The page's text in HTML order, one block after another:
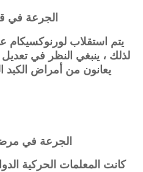
الجرعة في
يتم استقلاب
لذلك ، ينبغي النظر في
يعانون من أمراض الكبد
الجرعة في
كانت المعلمات الحركية